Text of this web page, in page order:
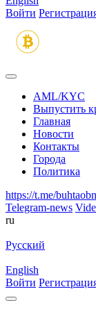
Войти
AML/KYC
Выпустить
Главная
Новости
Контакты
Города
Политика
https://t.me/
Telegram-news
ru
Русский
English
Войти